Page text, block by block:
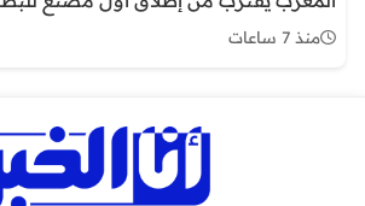
منذ 7 ساعات